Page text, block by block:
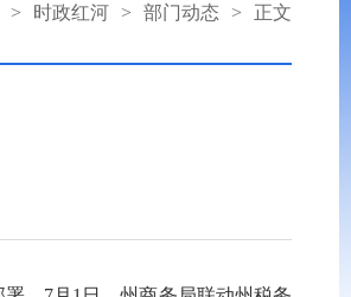
> 时政红河 > 部门动态 > 正文